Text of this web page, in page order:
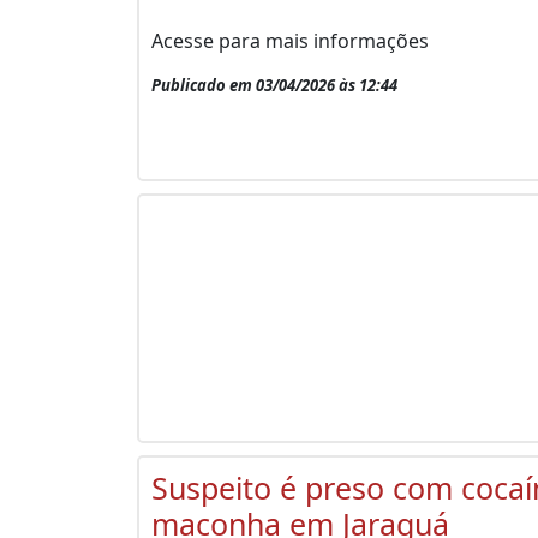
Acesse para mais informações
Publicado em 03/04/2026 às 12:44
Suspeito é preso com
maconha em Jaraguá